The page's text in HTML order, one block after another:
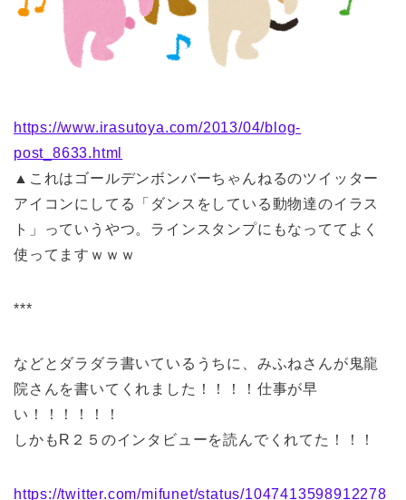
https://www.irasutoya.com/2013/04/blog-
post_8633.html
▲これはゴールデンボンバーちゃんねるのツイッター
アイコンにしてる「ダンスをしている動物達のイラス
ト」っていうやつ。ラインスタンプにもなっててよく
使ってますｗｗｗ
***
などとダラダラ書いているうちに、みふねさんが鬼龍
院さんを書いてくれました！！！！仕事が早
い！！！！！！
しかもR２５のインタビューを読んでくれてた！！！
https://twitter.com/mifunet/status/1047413598912278